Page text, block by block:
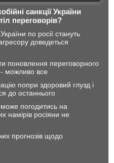
санкції України
переговорів?
по росії стануть
доведеться
поновлення переговорного
- можливо все
попри здоровий глузд і
до останнього
погодитись на
намірів росіяни не
прогнозів щодо